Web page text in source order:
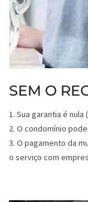
SEM O
1. Sua garantia é nula
2. O condomínio
3. O pagamento da
o serviço com